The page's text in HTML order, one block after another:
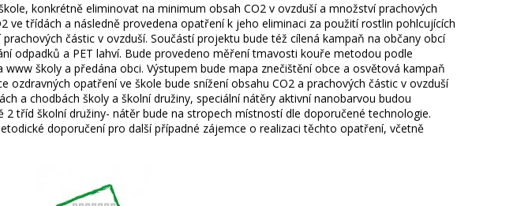
konkrétně eliminovat na minimum obsah CO2 v ovzduší a množství prachových
ve třídách a následně provedena opatření k jeho eliminaci za použití rostlin pohlcujících
částic v ovzduší. Součástí projektu bude též cílená kampaň na občany obcí
odpadků a PET lahví. Bude provedeno měření tmavosti kouře metodou podle
www školy a předána obci. Výstupem bude mapa znečištění obce a osvětová kampaň
ozdravných opatření ve škole bude snížení obsahu CO2 a prachových částic v ovzduší
a chodbách školy a školní družiny, speciální nátěry aktivní nanobarvou budou
tříd školní družiny- nátěr bude na stropech místností dle doporučené technologie.
doporučení pro další případné zájemce o realizaci těchto opatření, včetně